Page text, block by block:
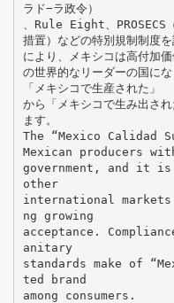
ラド−ラ政令）
、Rule Eight、PROSECS
措置）などの特別規制制度
により、メキシコは高付加
の世界的なリーダーの国にな
「メキシコで生産された」
から「メキシコで生み出さ
ます。
The “Mexico Calidad
Mexican producers
government, and it is
other
international
ng growing
acceptance.
anitary
standards make of
ted brand
among consumers.